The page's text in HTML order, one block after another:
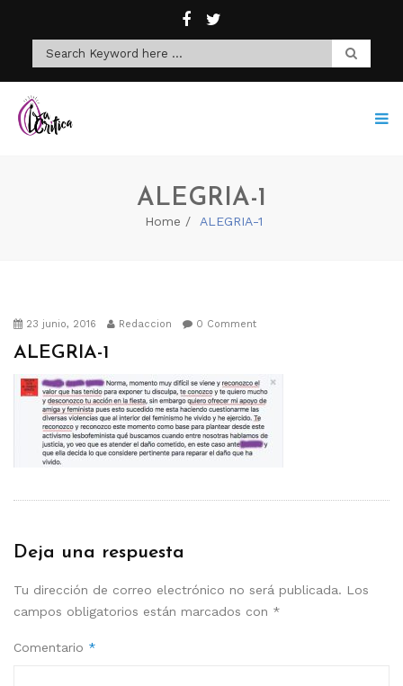
ALEGRIA-1
Home ALEGRIA-1
23 junio, 2016 Redaccion 0 Comment
ALEGRIA-1
Deja una respuesta
Tu dirección de correo electrónico no será publicada. Los
campos obligatorios están marcados con *
Comentario *